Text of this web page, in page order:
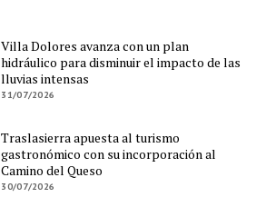
Villa Dolores avanza con un plan
hidráulico para disminuir el impacto de las
lluvias intensas
31/07/2026
Traslasierra apuesta al turismo
gastronómico con su incorporación al
Camino del Queso
30/07/2026